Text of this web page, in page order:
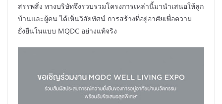
สรรพสิ่ง ทางบริษัทจึงรวบรวมโครงการเหล่านี้มานำเสนอให้ลูก
บ้านและผู้คน ได้เห็นวิสัยทัศน์ การสร้างที่อยู่อาศัยเพื่อความ
ยั่งยืนในแบบ MQDC อย่างแท้จริง